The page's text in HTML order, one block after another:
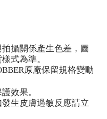
攝關係產生色差，圖
式為準。
原廠保留規格變動
效果。
生皮膚過敏反應請立